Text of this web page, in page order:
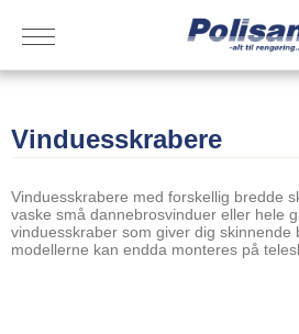
Vinduesskrabere
Vinduesskrabere med forskellig bredde
vaske små dannebrosvinduer eller hele
vinduesskraber som giver dig skinnende
modellerne kan endda monteres på